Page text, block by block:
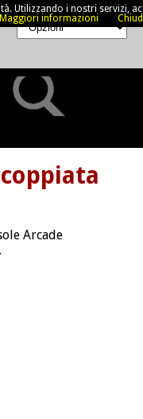
Arcade
Utilizzando i nostri servizi,
Maggiori informazioni